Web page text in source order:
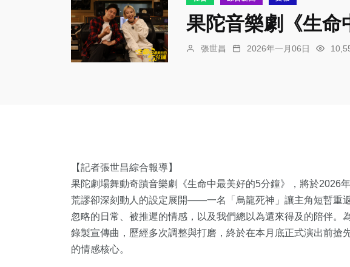
果陀音樂劇《生命
張世昌 2026年一月06日
【記者張世昌綜合報導】
果陀劇場舞動奇蹟音樂劇《生命中最美好的5分鐘》，將於2026
荒謬卻深刻動人的設定展開——一名「烏龍死神」讓主角短暫重
忽略的日常、被推遲的情感，以及我們總以為還來得及的陪伴。
錄製宣傳曲，歷經多次調整與打磨，終於在本月底正式演出前搶
的情感核心。